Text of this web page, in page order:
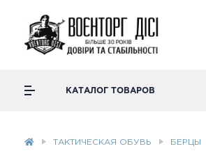
КАТАЛОГ ТОВАРОВ
ТАКТИЧЕСКАЯ ОБУВЬ БЕРЦЫ